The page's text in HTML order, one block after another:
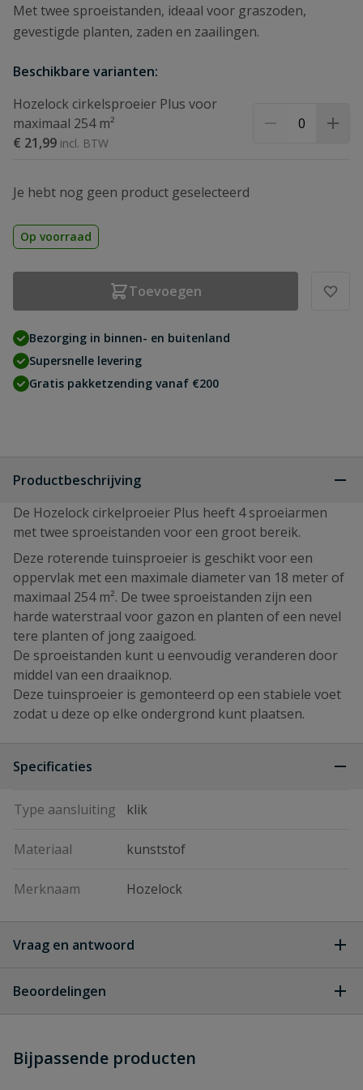
Met twee sproeistanden, ideaal voor graszoden,
gevestigde planten, zaden en zaailingen.
Beschikbare varianten:
Hozelock cirkelsproeier Plus voor
maximaal 254 m²
€ 21,99
Je hebt nog geen product geselecteerd
Op voorraad
Toevoegen
Bezorging in binnen- en buitenland
Supersnelle levering
Gratis pakketzending vanaf €200
Productbeschrijving
De Hozelock cirkelproeier Plus heeft 4 sproeiarmen
met twee sproeistanden voor een groot bereik.
Deze roterende tuinsproeier is geschikt voor een
oppervlak met een maximale diameter van 18 meter of
maximaal 254 m². De twee sproeistanden zijn een
harde waterstraal voor gazon en planten of een nevel
tere planten of jong zaaigoed.
De sproeistanden kunt u eenvoudig veranderen door
middel van een draaiknop.
Deze tuinsproeier is gemonteerd op een stabiele voet
zodat u deze op elke ondergrond kunt plaatsen.
Specificaties
Type aansluiting klik
Materiaal kunststof
Merknaam Hozelock
Vraag en antwoord
dit product?
Beoordelingen
Schrijf zelf een beoordeling
Bijpassende producten